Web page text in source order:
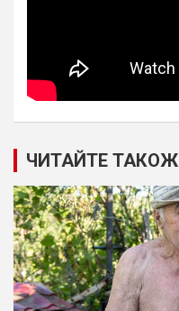
ЧИТАЙТЕ ТАКОЖ